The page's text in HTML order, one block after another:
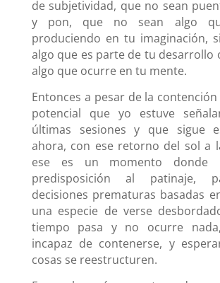
de subjetividad, que no sean
y pon, que no sean algo
produciendo en tu imaginación,
algo que es parte de tu desarrollo
algo que ocurre en tu mente.
Entonces a pesar de la
potencial que yo estuve
últimas sesiones y que sigue
ahora, con ese retorno del sol a
ese es un momento donde
predisposición al patinaje,
decisiones prematuras basadas
una especie de verse
tiempo pasa y no ocurre
incapaz de contenerse, y
cosas se reestructuren.